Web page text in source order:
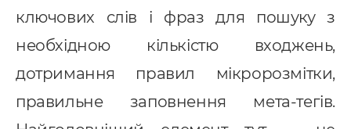
ключових слів і фраз для пошуку з
необхідною кількістю входжень,
дотримання правил мікророзмітки,
правильне заповнення мета-тегів.